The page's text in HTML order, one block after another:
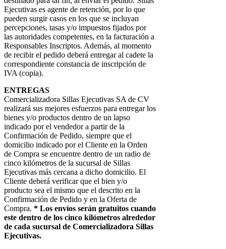
Ejecutivas es agente de retención, por lo que
pueden surgir casos en los que se incluyan
percepciones, tasas y/o impuestos fijados por
las autoridades competentes, en la facturación a
Responsables Inscriptos. Además, al momento
de recibir el pedido deberá entregar al cadete la
correspondiente constancia de inscripción de
IVA (copia).
ENTREGAS
Comercializadora Sillas Ejecutivas SA de CV
realizará sus mejores esfuerzos para entregar los
bienes y/o productos dentro de un lapso
indicado por el vendedor a partir de la
Confirmación de Pedido, siempre que el
domicilio indicado por el Cliente en la Orden
de Compra se encuentre dentro de un radio de
cinco kilómetros de la sucursal de Sillas
Ejecutivas más cercana a dicho domicilio. El
Cliente deberá verificar que el bien y/o
producto sea el mismo que el descrito en la
Confirmación de Pedido y en la Oferta de
Compra. * Los envíos serán gratuitos cuando
este dentro de los cinco kilómetros alrededor
de cada sucursal de Comercializadora Sillas
Ejecutivas.